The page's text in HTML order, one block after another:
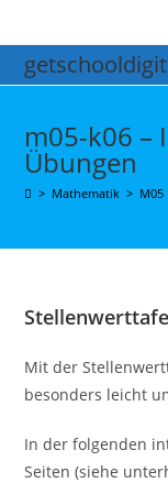
Inhalt
springen
m05-k06 –
Übungen
> Mathematik > M05
Mit der
besonders leicht
In der folgenden
Seiten (siehe